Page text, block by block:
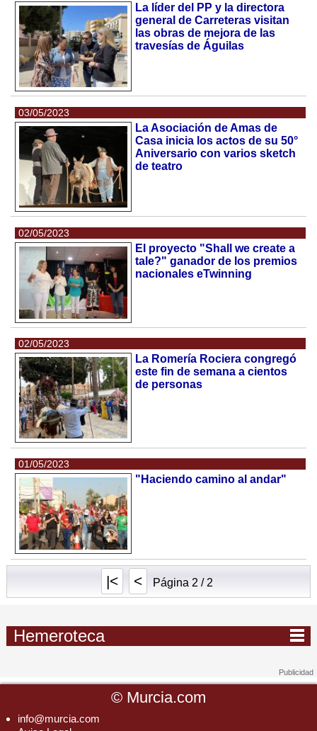
La líder del PP y la directora
general de Carreteras visitan
las obras de mejora de las
travesías de Águilas
03/05/2023
La Asociación de Amas de
Casa inicia los actos de su 50°
Aniversario con varios sketch
de teatro
02/05/2023
El proyecto "Shall we create a
tale?" ganador de los premios
nacionales eTwinning
02/05/2023
La Romería Rociera congregó
este fin de semana a cientos
de personas
01/05/2023
"Haciendo camino al andar"
|< < Página 2 / 2
Hemeroteca
© Murcia.com
info@murcia.com